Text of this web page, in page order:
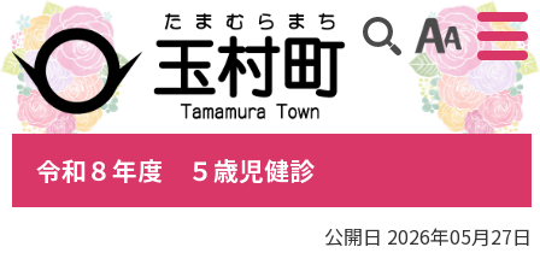
アクセ
サイト内検索
令和８年度 ５歳児健診
公開日 2026年05月27日